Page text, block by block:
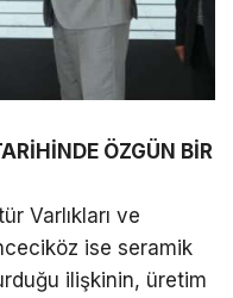
ÖZGÜN BİR
Varlıkları ve
ise seramik
ilişkinin, üretim